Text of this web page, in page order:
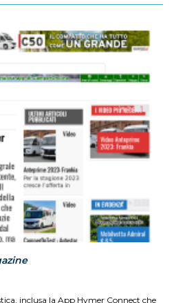
inclusa la App Hymer Connect che